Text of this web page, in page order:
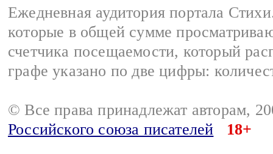
Ежедневная аудитория портала
которые в общей сумме
счетчика посещаемости, который
графе указано по две цифры:
© Все права принадлежат авторам,
Российского союза писателей
18+